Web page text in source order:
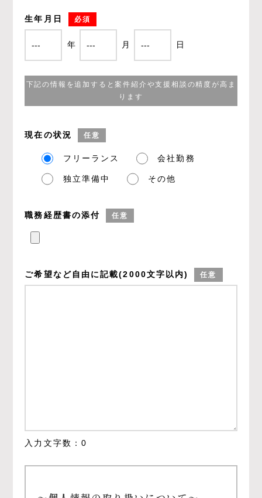
生年月日 必須
年 月 日
下記の情報を追加すると案件紹介や支援相談の精度が高ま
ります
現在の状況 任意
フリーランス 会社勤務
独立準備中 その他
職務経歴書の添付 任意
ご希望など自由に記載(2000文字以内) 任意
入力文字数： 0